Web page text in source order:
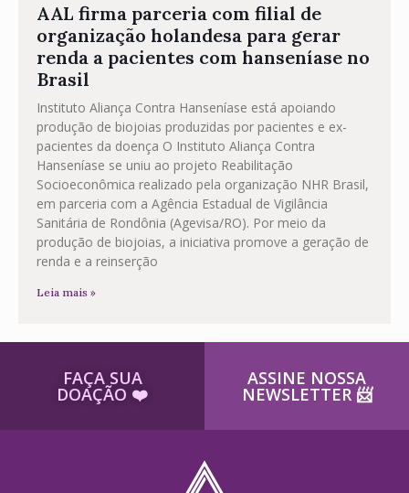
AAL firma parceria com filial de
organização holandesa para gerar
renda a pacientes com hanseníase no
Brasil
Instituto Aliança Contra Hanseníase está apoiando
produção de biojoias produzidas por pacientes e ex-
pacientes da doença O Instituto Aliança Contra
Hanseníase se uniu ao projeto Reabilitação
Socioeconômica realizado pela organização NHR Brasil,
em parceria com a Agência Estadual de Vigilância
Sanitária de Rondônia (Agevisa/RO). Por meio da
produção de biojoias, a iniciativa promove a geração de
renda e a reinserção
Leia mais »
FAÇA SUA
DOAÇÃO ​❤️
ASSINE NOSSA
NEWSLETTER ​📨